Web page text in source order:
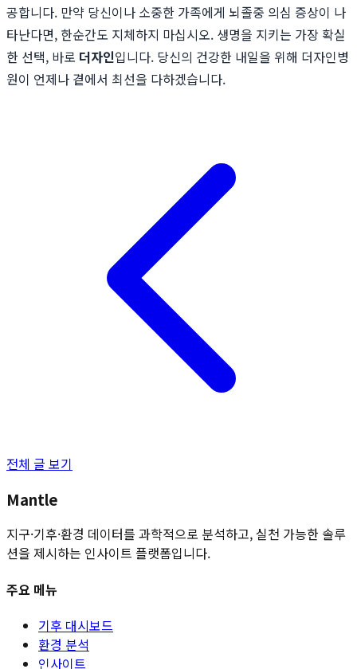
공합니다. 만약 당신이나 소중한 가족에게 뇌졸중 의심 증상이 나
타난다면, 한순간도 지체하지 마십시오. 생명을 지키는 가장 확실
한 선택, 바로 더자인입니다. 당신의 건강한 내일을 위해 더자인병
원이 언제나 곁에서 최선을 다하겠습니다.
전체 글 보기
Mantle
지구·기후·환경 데이터를 과학적으로 분석하고, 실천 가능한 솔루
션을 제시하는 인사이트 플랫폼입니다.
주요 메뉴
기후 대시보드
환경 분석
인사이트